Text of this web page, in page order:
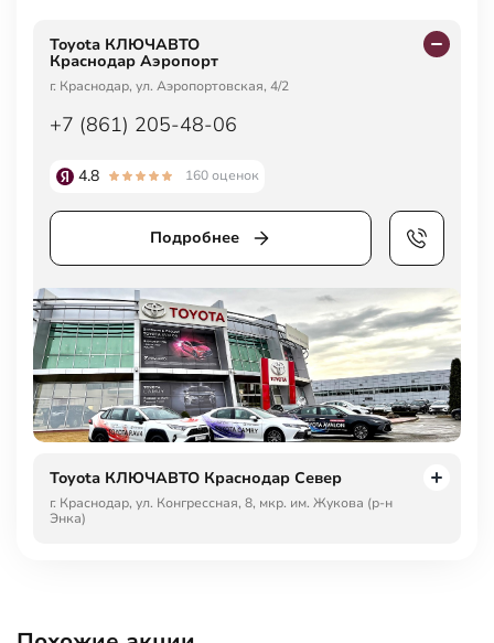
Toyota КЛЮЧАВТО
Краснодар Аэропорт
г. Краснодар, ул. Аэропортовская, 4/2
+7 (861) 205-48-06
4.8 160 оценок
Подробнее
Toyota КЛЮЧАВТО Краснодар Север
г. Краснодар, ул. Конгрессная, 8, мкр. им. Жукова (р-н
Энка)